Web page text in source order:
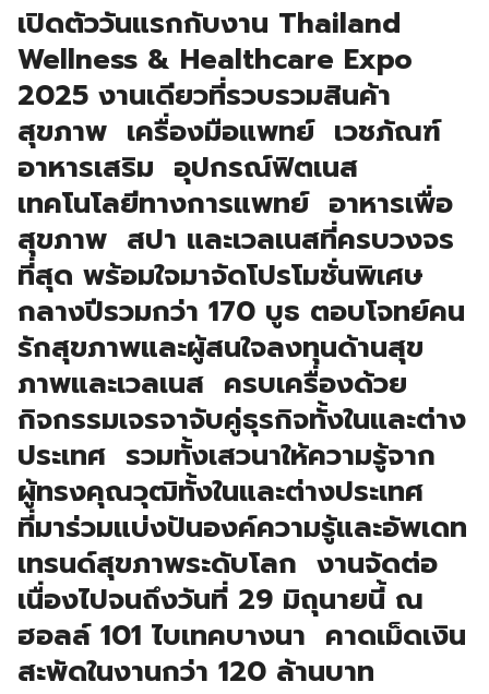
เปิดตัววันแรกกับงาน Thailand
Wellness & Healthcare Expo
2025 งานเดียวที่รวบรวมสินค้า
สุขภาพ เครื่องมือแพทย์ เวชภัณฑ์
อาหารเสริม อุปกรณ์ฟิตเนส
เทคโนโลยีทางการแพทย์ อาหารเพื่อ
สุขภาพ สปา และเวลเนสที่ครบวงจร
ที่สุด พร้อมใจมาจัดโปรโมชั่นพิเศษ
กลางปีรวมกว่า 170 บูธ ตอบโจทย์คน
รักสุขภาพและผู้สนใจลงทุนด้านสุข
ภาพและเวลเนส ครบเครื่องด้วย
กิจกรรมเจรจาจับคู่ธุรกิจทั้งในและต่าง
ประเทศ รวมทั้งเสวนาให้ความรู้จาก
ผู้ทรงคุณวุฒิทั้งในและต่างประเทศ
ที่มาร่วมแบ่งปันองค์ความรู้และอัพเดท
เทรนด์สุขภาพระดับโลก งานจัดต่อ
เนื่องไปจนถึงวันที่ 29 มิถุนายนี้ ณ
ฮอลล์ 101 ไบเทคบางนา คาดเม็ดเงิน
สะพัดในงานกว่า 120 ล้านบาท